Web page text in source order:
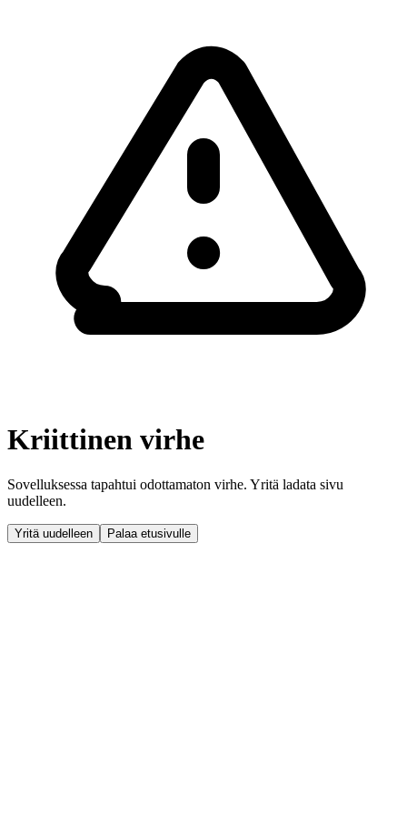
Kriittinen virhe
Sovelluksessa tapahtui odottamaton virhe. Yritä ladata sivu
uudelleen.
Yritä uudelleen Palaa etusivulle